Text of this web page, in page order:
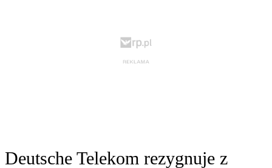
Deutsche Telekom rezygnuje z